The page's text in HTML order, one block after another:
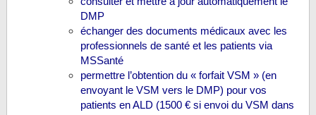
DMP
échanger des documents médicaux avec les
professionnels de santé et les patients via
MSSanté
permettre l’obtention du « forfait VSM » (en
envoyant le VSM vers le DMP) pour vos
patients en ALD (1500 € si envoi du VSM dans